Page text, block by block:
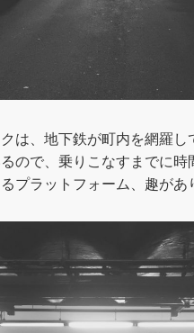
は、地下鉄が町内を網羅し
ので、乗りこなすまでに時
プラットフォーム、趣があ